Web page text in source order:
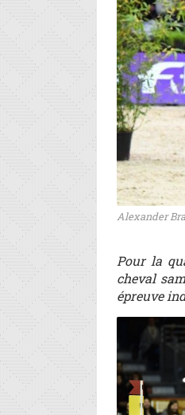
Alexander
Pour la
cheval
épreuve